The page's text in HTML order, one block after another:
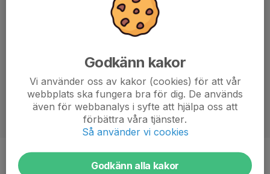
Position
-
Godkänn kakor
Vi använder oss av kakor (cookies) för att vår
webbplats ska fungera bra för dig. De används
även för webbanalys i syfte att hjälpa oss att
förbättra våra tjänster.
Så använder vi cookies
Godkänn alla kakor